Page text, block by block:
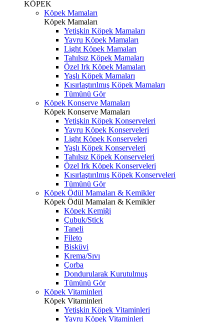
KÖPEK
Köpek Mamaları
Köpek Mamaları
Yetişkin Köpek Mamaları
Yavru Köpek Mamaları
Light Köpek Mamaları
Tahılsız Köpek Mamaları
Özel Irk Köpek Mamaları
Yaşlı Köpek Mamaları
Kısırlaştırılmış Köpek Mamaları
Tümünü Gör
Köpek Konserve Mamaları
Köpek Konserve Mamaları
Yetişkin Köpek Konserveleri
Yavru Köpek Konserveleri
Light Köpek Konserveleri
Yaşlı Köpek Konserveleri
Tahılsız Köpek Konserveleri
Özel Irk Köpek Konserveleri
Kısırlaştırılmış Köpek Konserveleri
Tümünü Gör
Köpek Ödül Mamaları & Kemikler
Köpek Ödül Mamaları & Kemikler
Köpek Kemiği
Çubuk/Stick
Taneli
Fileto
Bisküvi
Krema/Sıvı
Çorba
Dondurularak Kurutulmuş
Tümünü Gör
Köpek Vitaminleri
Köpek Vitaminleri
Yetişkin Köpek Vitaminleri
Yavru Köpek Vitaminleri